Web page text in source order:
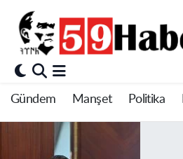
Gündem Manşet Politika